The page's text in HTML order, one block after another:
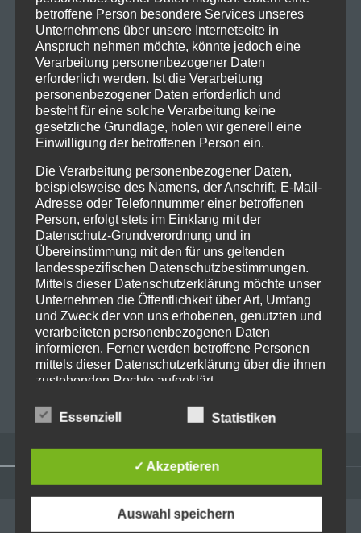
fields are marked *
Kommentar*
Name*
E-Mail-Adresse*
Website
ADMINISTRATION
betroffene Person besondere Services unseres
Unternehmens über unsere Internetseite in
Anspruch nehmen möchte, könnte jedoch eine
Verarbeitung personenbezogener Daten
erforderlich werden. Ist die Verarbeitung
personenbezogener Daten erforderlich und
besteht für eine solche Verarbeitung keine
gesetzliche Grundlage, holen wir generell eine
Einwilligung der betroffenen Person ein.
Die Verarbeitung personenbezogener Daten,
beispielsweise des Namens, der Anschrift, E-Mail-
Adresse oder Telefonnummer einer betroffenen
Person, erfolgt stets im Einklang mit der
Datenschutz-Grundverordnung und in
Übereinstimmung mit den für uns geltenden
landesspezifischen Datenschutzbestimmungen.
Mittels dieser Datenschutzerklärung möchte unser
Unternehmen die Öffentlichkeit über Art, Umfang
und Zweck der von uns erhobenen, genutzten und
verarbeiteten personenbezogenen Daten
informieren. Ferner werden betroffene Personen
mittels dieser Datenschutzerklärung über die ihnen
zustehenden Rechte aufgeklärt.
Wir haben als für die Verarbeitung Verantwortlicher
zahlreiche technische und organisatorische
verarbeiteten personenbezogenen Daten
sicherzustellen. Dennoch können Internetbasierte
Datenübertragungen grundsätzlich
Sicherheitslücken aufweisen, sodass ein absoluter
Essenziell Statistiken
✓ Akzeptieren
Auswahl speichern